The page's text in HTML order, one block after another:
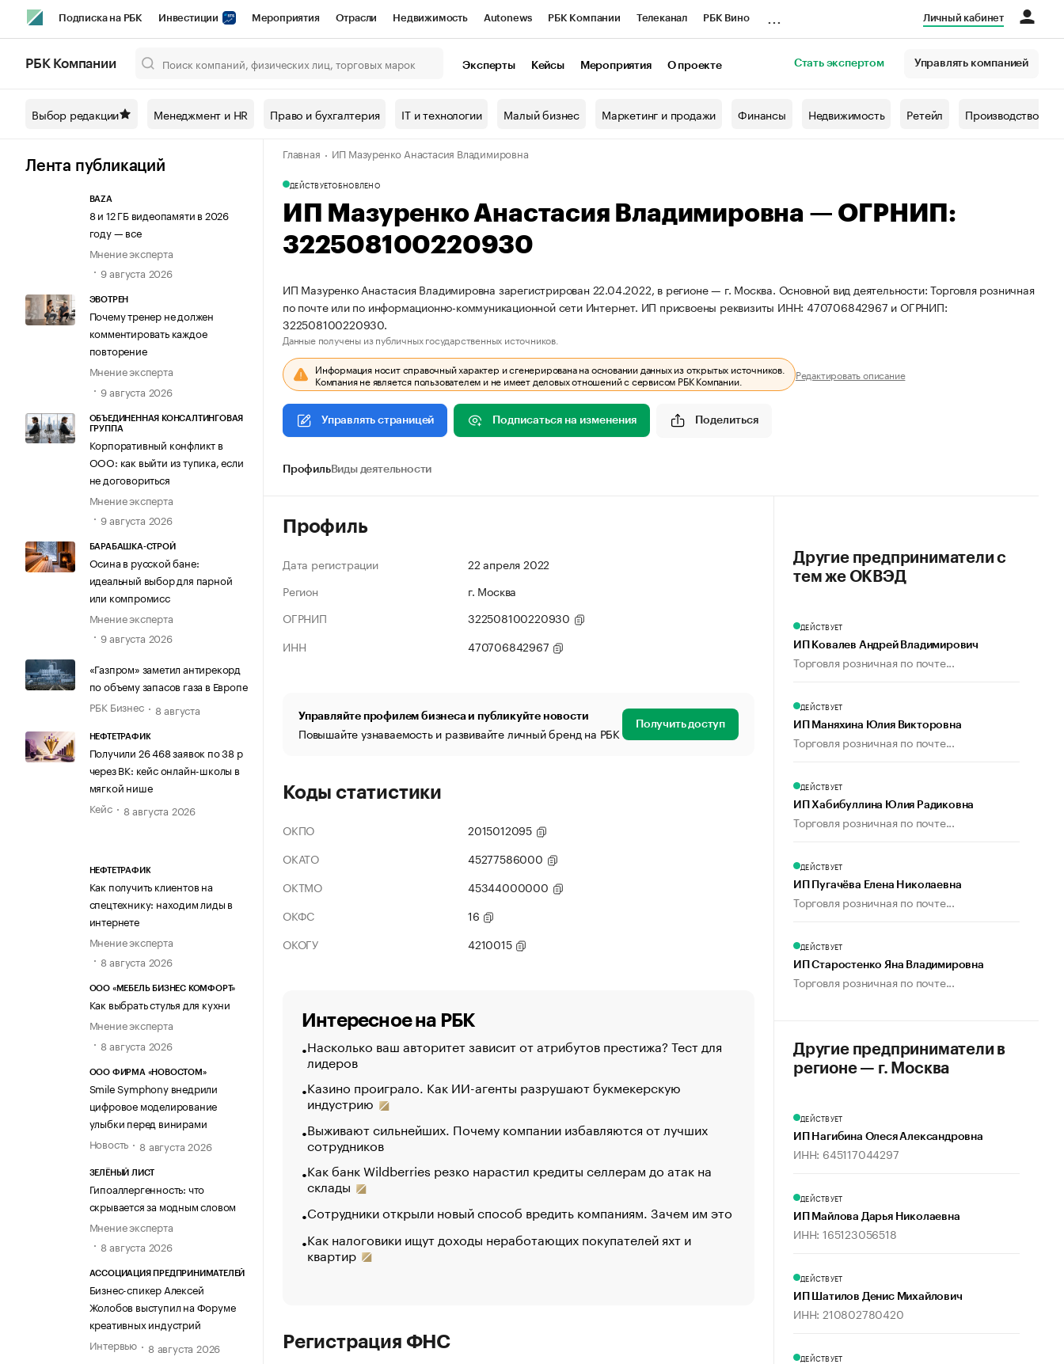
Подписка на РБК Инвестиции Мероприятия Отрасли Недвижимость Autonews РБК Компании Телеканал РБК Вино
Спецпроекты СПб Конференции СПб Спецпроекты Проверка контрагентов
Технологии и медиа Рынок наличной валюты
Личный кабинет
РБК Компании Эксперты Кейсы Мероприятия О проекте Стать экспертом Управлять компанией
Выбор редакции Менеджмент и HR Право и бухгалтерия IT и технологии Малый бизнес Маркетинг и продажи Финансы Недвижимость Ретейл Производство
Лента публикаций
BAZA
8 и 12 ГБ видеопамяти в 2026
году — все
Мнение эксперта
9 августа 2026
ЭВОТРЕН
Почему тренер не должен
комментировать каждое
повторение
Мнение эксперта
9 августа 2026
ОБЪЕДИНЕННАЯ КОНСАЛТИНГОВАЯ
ГРУППА
Корпоративный конфликт в
ООО: как выйти из тупика, если
не договориться
Мнение эксперта
9 августа 2026
БАРАБАШКА-СТРОЙ
Осина в русской бане:
идеальный выбор для парной
или компромисс
Мнение эксперта
9 августа 2026
«Газпром» заметил антирекорд
по объему запасов газа в Европе
РБК Бизнес
8 августа
НЕФТЕТРАФИК
Получили 26 468 заявок по 38 р
через ВК: кейс онлайн-школы в
мягкой нише
Кейс
8 августа 2026
НЕФТЕТРАФИК
Как получить клиентов на
спецтехнику: находим лиды в
интернете
Мнение эксперта
8 августа 2026
ООО «МЕБЕЛЬ БИЗНЕС КОМФОРТ»
Как выбрать стулья для кухни
Мнение эксперта
8 августа 2026
ООО ФИРМА «НОВОСТОМ»
Smile Symphony внедрили
цифровое моделирование
улыбки перед винирами
Новость
8 августа 2026
ЗЕЛЁНЫЙ ЛИСТ
Гипоаллергенность: что
скрывается за модным словом
Мнение эксперта
8 августа 2026
АССОЦИАЦИЯ ПРЕДПРИНИМАТЕЛЕЙ
Бизнес-спикер Алексей
Жолобов выступил на Форуме
креативных индустрий
Интервью
8 августа 2026
Главная ИП Мазуренко Анастасия Владимировна
ДЕЙСТВУЕТОБНОВЛЕНО
ИП Мазуренко Анастасия Владимировна — ОГРНИП:
322508100220930
ИП Мазуренко Анастасия Владимировна зарегистрирован 22.04.2022, в регионе — г. Москва. Основной вид деятельности: Торговля розничная
по почте или по информационно-коммуникационной сети Интернет. ИП присвоены реквизиты ИНН: 470706842967 и ОГРНИП:
322508100220930.
Данные получены из публичных государственных источников.
Информация носит справочный характер и сгенерирована на основании данных из открытых источников.
Компания не является пользователем и не имеет деловых отношений с сервисом РБК Компании. Редактировать описание
Управлять страницей Подписаться на изменения Поделиться
ПрофильВиды деятельности
Профиль
Дата регистрации
22 апреля 2022
Регион
г. Москва
ОГРНИП
322508100220930
ИНН
470706842967
Управляйте профилем бизнеса и публикуйте новости
Повышайте узнаваемость и развивайте личный бренд на РБК Получить доступ
Коды статистики
ОКПО
2015012095
ОКАТО
45277586000
ОКТМО
45344000000
ОКФС
16
ОКОГУ
4210015
Интересное на РБК
Насколько ваш авторитет зависит от атрибутов престижа? Тест для
лидеров
Казино проиграло. Как ИИ-агенты разрушают букмекерскую
индустрию
Выживают сильнейших. Почему компании избавляются от лучших
сотрудников
Как банк Wildberries резко нарастил кредиты селлерам до атак на
склады
Сотрудники открыли новый способ вредить компаниям. Зачем им это
Как налоговики ищут доходы неработающих покупателей яхт и
квартир
«От спорта тело стареет иначе». Как живет глава
создавшей GTA
Функции менеджмента: пять ключевых основ
управления
Стресс обеспеченных людей: почему рост доходов
Регистрация ФНС
Другие предприниматели с
тем же ОКВЭД
ДЕЙСТВУЕТ
ИП Ковалев Андрей Владимирович
Торговля розничная по почте...
ДЕЙСТВУЕТ
ИП Маняхина Юлия Викторовна
Торговля розничная по почте...
ДЕЙСТВУЕТ
ИП Хабибуллина Юлия Радиковна
Торговля розничная по почте...
ДЕЙСТВУЕТ
ИП Пугачёва Елена Николаевна
Торговля розничная по почте...
ДЕЙСТВУЕТ
ИП Старостенко Яна Владимировна
Торговля розничная по почте...
Другие предприниматели в
регионе — г. Москва
ДЕЙСТВУЕТ
ИП Нагибина Олеся Александровна
ИНН: 645117044297
ДЕЙСТВУЕТ
ИП Майлова Дарья Николаевна
ИНН: 165123056518
ДЕЙСТВУЕТ
ИП Шатилов Денис Михайлович
ИНН: 210802780420
ДЕЙСТВУЕТ